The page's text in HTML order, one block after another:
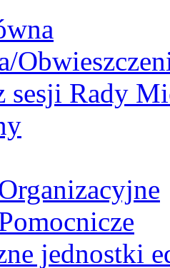
sesji Rady
jednostki